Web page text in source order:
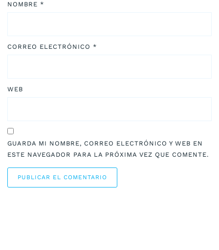
NOMBRE *
CORREO ELECTRÓNICO *
WEB
GUARDA MI NOMBRE, CORREO ELECTRÓNICO Y WEB EN
ESTE NAVEGADOR PARA LA PRÓXIMA VEZ QUE COMENTE.